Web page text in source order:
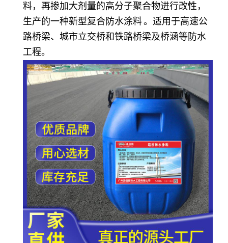
料，再掺加大剂量的高分子聚合物进行改性，
生产的一种新型复合防水涂料。适用于高速公
路桥梁、城市立交桥和铁路桥梁及桥涵等防水
工程。